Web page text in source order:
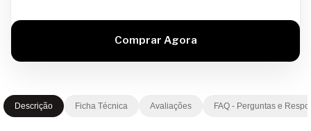
Descrição Ficha Técnica Avaliações FAQ - Perguntas e